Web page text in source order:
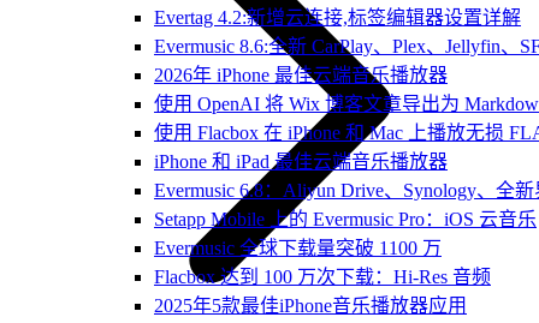
Evertag 4.2:新增云连接,标签编辑器设置详解
Evermusic 8.6:全新 CarPlay、Plex、Jellyfin、
2026年 iPhone 最佳云端音乐播放器
使用 OpenAI 将 Wix 博客文章导出为
使用 Flacbox 在 iPhone 和 Mac 上播放无损
iPhone 和 iPad 最佳云端音乐播放器
Evermusic 6.8：Aliyun Drive、Synology、全
Setapp Mobile 上的 Evermusic Pro：iOS 云音乐
Evermusic 全球下载量突破 1100 万
Flacbox 达到 100 万次下载：Hi-Res 音频
2025年5款最佳iPhone音乐播放器应用